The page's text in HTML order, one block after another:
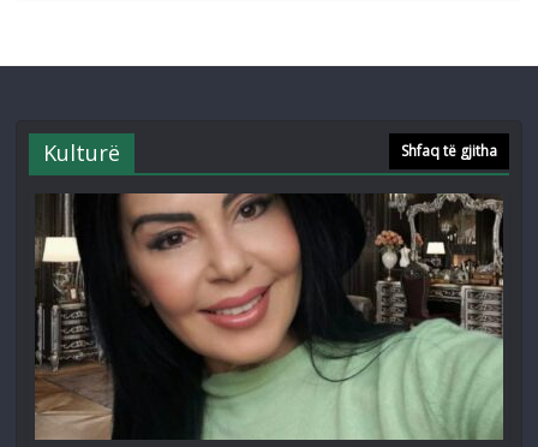
Kulturë Shfaq të gjitha